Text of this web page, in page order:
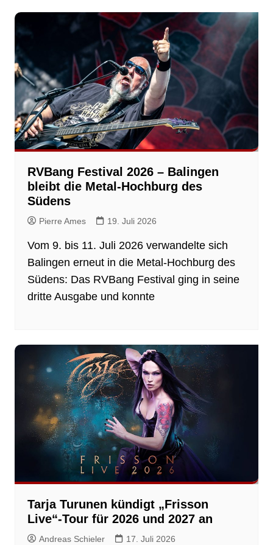
RVBang Festival 2026 – Balingen
bleibt die Metal-Hochburg des
Südens
Pierre Ames 19. Juli 2026
Vom 9. bis 11. Juli 2026 verwandelte sich
Balingen erneut in die Metal-Hochburg des
Südens: Das RVBang Festival ging in seine
dritte Ausgabe und konnte
Tarja Turunen kündigt „Frisson
Live“-Tour für 2026 und 2027 an
Andreas Schieler 17. Juli 2026